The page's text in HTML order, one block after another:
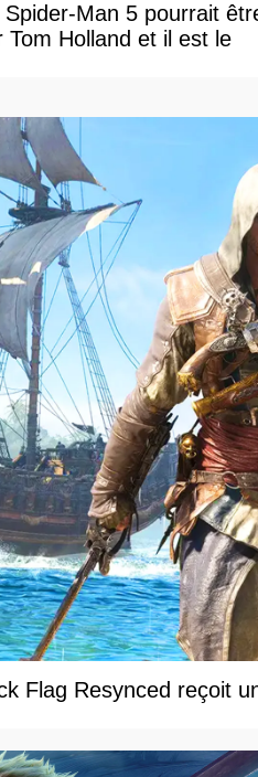
Man 5 pourrait
Holland et il est le
Flag Resynced reçoit